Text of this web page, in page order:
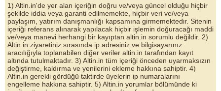
Altın Yorumları
Döviz Kurları
Çeyrek Altın
Bitcoin
Euro/Dolar Parite
Sterlin
1) Altin.in'de yer alan içeriğin doğru ve/veya güncel olduğu hiçbir
şekilde iddia veya garanti edilmemekte, hiçbir veri ve/veya
paylaşım, yatırım danışmanlığı kapsamına girmemektedir. Sitenin
içeriği referans alınarak yapılacak hiçbir işlemin doğuracağı maddi
ve/veya manevi herhangi bir kayıptan altin.in sorumlu değildir. 2)
Altin.in ziyaretiniz sırasında ip adresiniz ve bilgisayarınız
aracılığıyla toplanabilen diğer veriler altin.in tarafından kayıt
altında tutulmaktadır. 3) Altin.in tüm içeriği önceden uyarmaksızın
değiştirme, kaldırma ve yenilerini ekleme hakkına sahiptir. 4)
Altin.in gerekli gördüğü taktirde üyelerin ip numaralarını
engelleme hakkına sahiptir. 5) Altin.in yorumlar bölümünde ki